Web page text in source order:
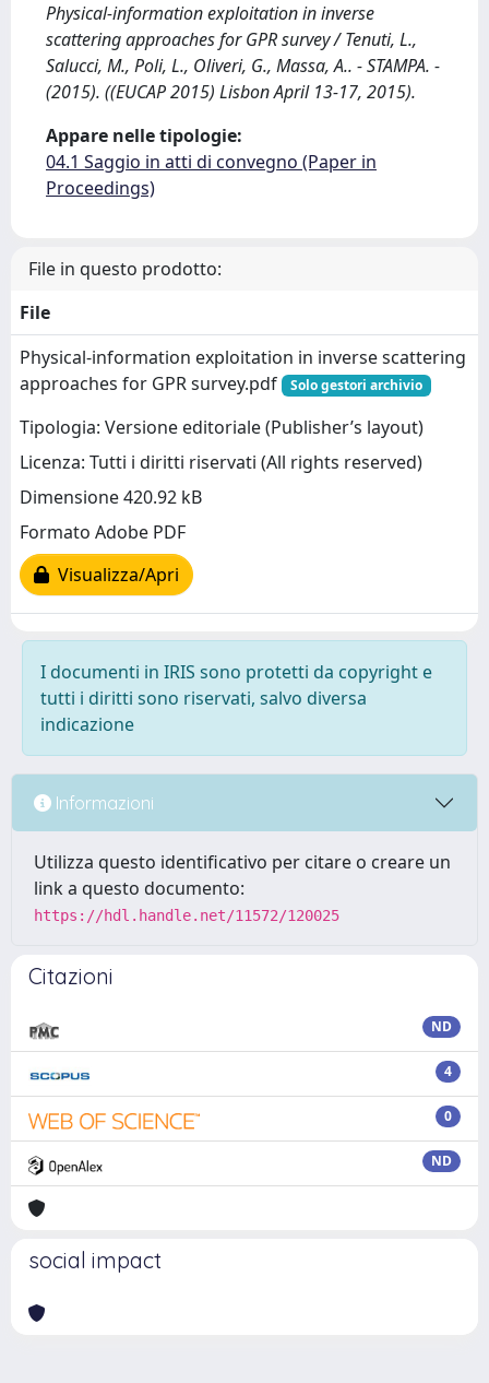
Physical-information exploitation in inverse
scattering approaches for GPR survey / Tenuti, L.,
Salucci, M., Poli, L., Oliveri, G., Massa, A.. - STAMPA. -
(2015). ((EUCAP 2015) Lisbon April 13-17, 2015).
Appare nelle tipologie:
04.1 Saggio in atti di convegno (Paper in
Proceedings)
File in questo prodotto:
File
Physical-information exploitation in inverse scattering
approaches for GPR survey.pdf
Solo gestori archivio
Tipologia: Versione editoriale (Publisher’s layout)
Licenza: Tutti i diritti riservati (All rights reserved)
Dimensione 420.92 kB
Formato Adobe PDF
Visualizza/Apri
I documenti in IRIS sono protetti da copyright e
tutti i diritti sono riservati, salvo diversa
indicazione
Informazioni
Utilizza questo identificativo per citare o creare un
link a questo documento:
https://hdl.handle.net/11572/120025
Citazioni
ND
4
0
ND
social impact